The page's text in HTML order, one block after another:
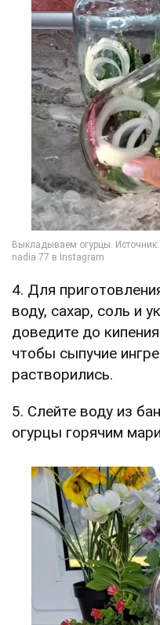
4. Для
воду, сахар, соль и
доведите до
чтобы сыпучие
растворились.
5. Слейте воду из
огурцы горячим